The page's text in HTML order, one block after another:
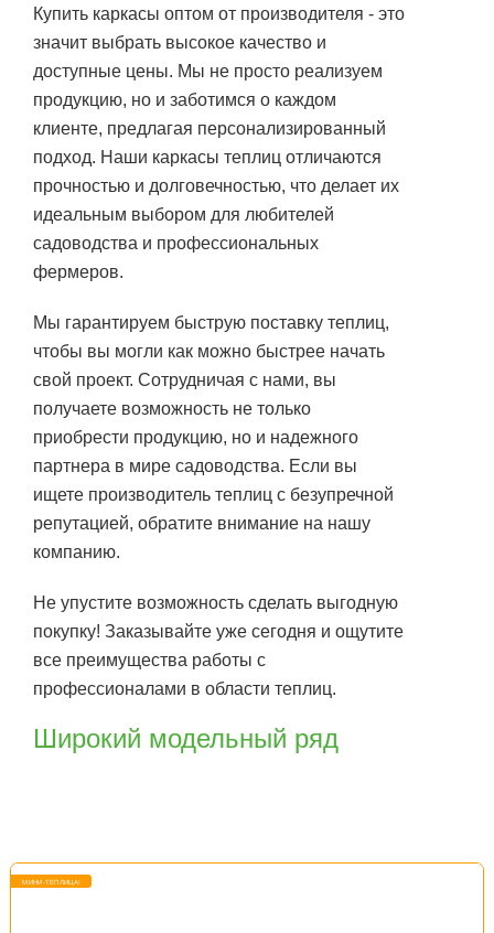
Купить каркасы оптом от производителя - это
значит выбрать высокое качество и
доступные цены. Мы не просто реализуем
продукцию, но и заботимся о каждом
клиенте, предлагая персонализированный
подход. Наши каркасы теплиц отличаются
прочностью и долговечностью, что делает их
идеальным выбором для любителей
садоводства и профессиональных
фермеров.
Мы гарантируем быструю поставку теплиц,
чтобы вы могли как можно быстрее начать
свой проект. Сотрудничая с нами, вы
получаете возможность не только
приобрести продукцию, но и надежного
партнера в мире садоводства. Если вы
ищете производитель теплиц с безупречной
репутацией, обратите внимание на нашу
компанию.
Не упустите возможность сделать выгодную
покупку! Заказывайте уже сегодня и ощутите
все преимущества работы с
профессионалами в области теплиц.
Широкий модельный ряд
МИНИ-ТЕПЛИЦА!